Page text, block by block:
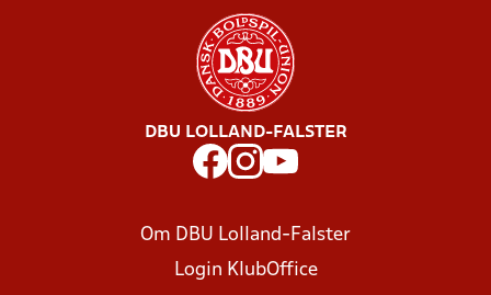
DBU LOLLAND-FALSTER
Om DBU Lolland-Falster
Login KlubOffice